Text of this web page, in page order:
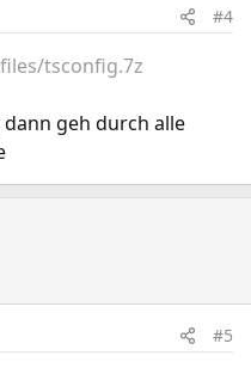
#4
tsconfig.7z
geh durch alle
#5